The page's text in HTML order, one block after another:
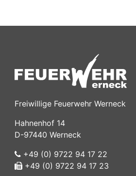
Freiwillige Feuerwehr Werneck
Hahnenhof 14
D-97440 Werneck
+49 (0) 9722 94 17 22
+49 (0) 9722 94 17 23